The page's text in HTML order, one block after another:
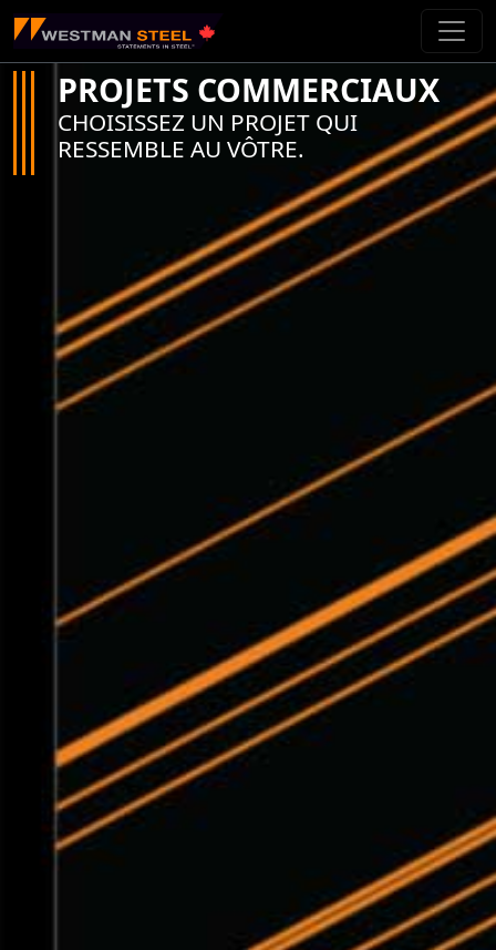
Passer au contenu principal
PROJETS COMMERCIAUX
CHOISISSEZ UN PROJET QUI
RESSEMBLE AU VÔTRE.